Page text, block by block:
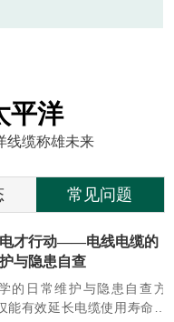
平洋
线缆称雄未来
常见问题
才行动——电线电缆的
与隐患自查
的日常维护与隐患自查方
能有效延长电缆使用寿命、